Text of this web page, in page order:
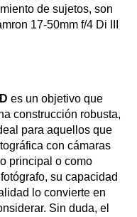
de sujetos, son
17-50mm f/4 Di III
es un objetivo que
construcción robusta,
para aquellos que
con cámaras
principal o como
su capacidad
lo convierte en
Sin duda, el